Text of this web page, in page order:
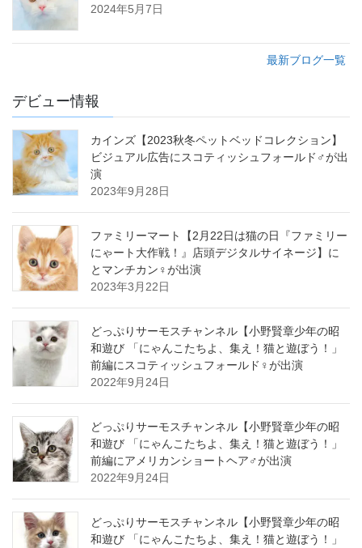
2024年5月7日
最新ブログ一覧
デビュー情報
カインズ【2023秋冬ペットベッドコレクション】
ビジュアル広告にスコティッシュフォールド♂が出
演
2023年9月28日
ファミリーマート【2月22日は猫の日『ファミリー
にゃート大作戦！』店頭デジタルサイネージ】に
とマンチカン♀が出演
2023年3月22日
どっぷりサーモスチャンネル【小野賢章少年の昭
和遊び 「にゃんこたちよ、集え！猫と遊ぼう！」
前編にスコティッシュフォールド♀が出演
2022年9月24日
どっぷりサーモスチャンネル【小野賢章少年の昭
和遊び 「にゃんこたちよ、集え！猫と遊ぼう！」
前編にアメリカンショートヘア♂が出演
2022年9月24日
どっぷりサーモスチャンネル【小野賢章少年の昭
和遊び 「にゃんこたちよ、集え！猫と遊ぼう！」